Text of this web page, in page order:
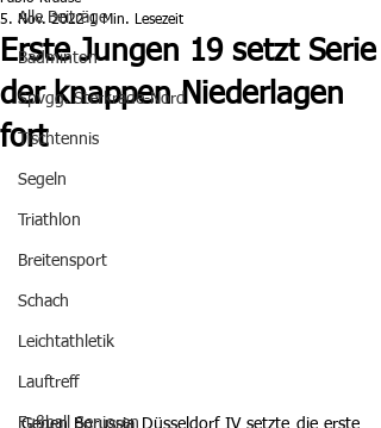
Alle Beiträge
Badminton
Spvgg. Sterkrade-Nord
Tischtennis
Segeln
Triathlon
Breitensport
Schach
Leichtathletik
Lauftreff
Fußball Senioren
Erste Jungen 19 setzt Serie
der knappen Niederlagen
fort
5. Nov. 2022 1 Min. Lesezeit
Gegen Borussia Düsseldorf IV setzte die erste